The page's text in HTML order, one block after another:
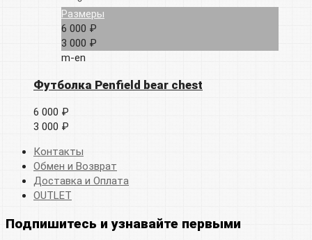
Размеры
6 000 ₽
3 000 ₽
m-en
Футболка Penfield bear chest
6 000 ₽
3 000 ₽
Контакты
Обмен и Возврат
Доставка и Оплата
OUTLET
Подпишитесь и узнавайте первыми